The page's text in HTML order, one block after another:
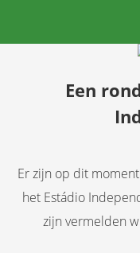
Een
Er zijn op dit
het Estádio
zijn vermelden